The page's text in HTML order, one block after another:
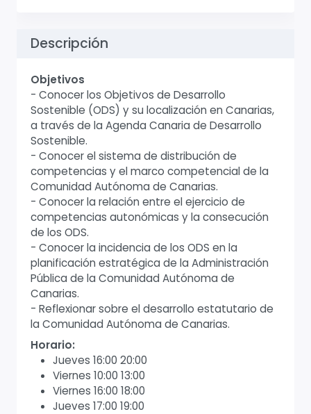
Descripción
Objetivos
- Conocer los Objetivos de Desarrollo
Sostenible (ODS) y su localización en Canarias,
a través de la Agenda Canaria de Desarrollo
Sostenible.
- Conocer el sistema de distribución de
competencias y el marco competencial de la
Comunidad Autónoma de Canarias.
- Conocer la relación entre el ejercicio de
competencias autonómicas y la consecución
de los ODS.
- Conocer la incidencia de los ODS en la
planificación estratégica de la Administración
Pública de la Comunidad Autónoma de
Canarias.
- Reflexionar sobre el desarrollo estatutario de
la Comunidad Autónoma de Canarias.
Horario:
Jueves 16:00 20:00
Viernes 10:00 13:00
Viernes 16:00 18:00
Jueves 17:00 19:00